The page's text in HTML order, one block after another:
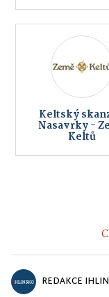
Keltský
Nasavrky -
Keltů
REDAKCE